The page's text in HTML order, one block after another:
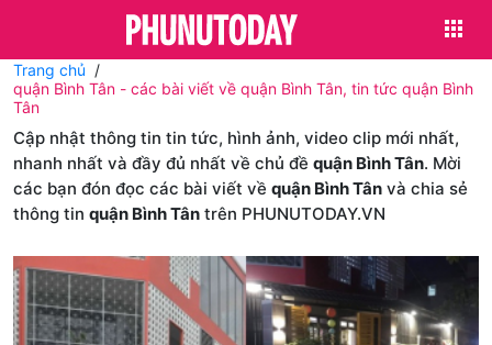
Trang chủ
quận Bình Tân - các bài viết về quận Bình Tân, tin tức quận Bình
Tân
Cập nhật thông tin tin tức, hình ảnh, video clip mới nhất,
nhanh nhất và đầy đủ nhất về chủ đề quận Bình Tân. Mời
các bạn đón đọc các bài viết về quận Bình Tân và chia sẻ
thông tin quận Bình Tân trên PHUNUTODAY.VN